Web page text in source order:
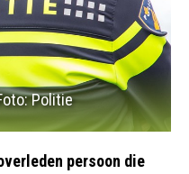
Politie
persoon die